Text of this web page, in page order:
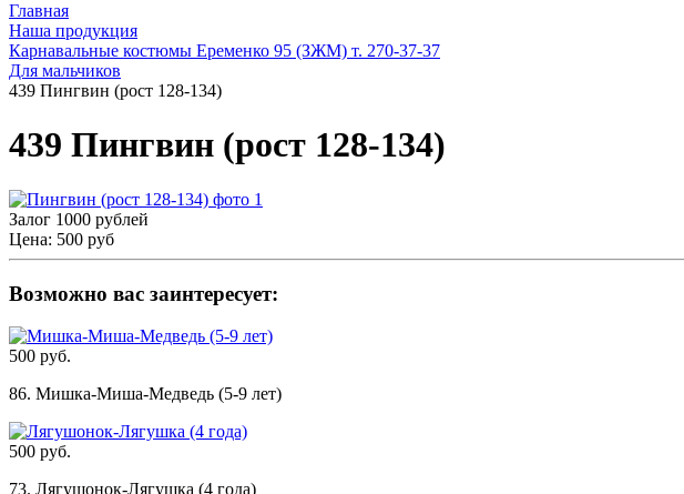
Главная
Наша продукция
Карнавальные костюмы Еременко 95 (ЗЖМ) т. 270-37-37
Для мальчиков
439 Пингвин (рост 128-134)
439 Пингвин (рост 128-134)
Залог 1000 рублей
Цена: 500 руб
Возможно вас заинтересует:
500 руб.
86. Мишка-Миша-Медведь (5-9 лет)
500 руб.
73. Лягушонок-Лягушка (4 года)